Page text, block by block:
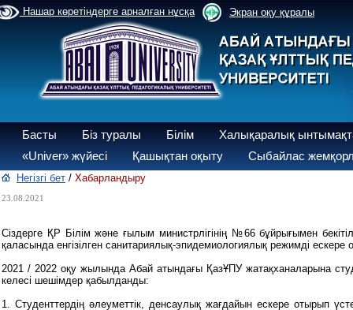
Нашар көретіндерге арналған нұсқа Экран оқу құралы
Басты Біз туралы Білім
Халықаралық
«Univer» жүйесі
Қашықтан оқыту Сыбайлас
Негізгі бет / Хабарландыру
23.08.2021
Сіздерге ҚР Білім және ғылым министрлігінің №66 бұйрығымен
қаласында енгізілген санитариялық-эпидемиологиялық режимді
2021 / 2022 оқу жылында Абай атындағы ҚазҰПУ жатақханаларына
келесі шешімдер қабылданды:
1. Студенттердің әлеуметтік, денсаулық жағдайын ескере отырып